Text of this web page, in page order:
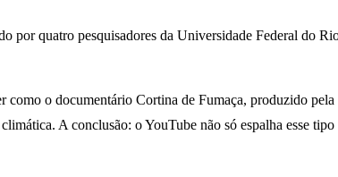
por quatro pesquisadores da Universidade Federal do
como o documentário Cortina de Fumaça, produzido
A conclusão: o YouTube não só espalha esse